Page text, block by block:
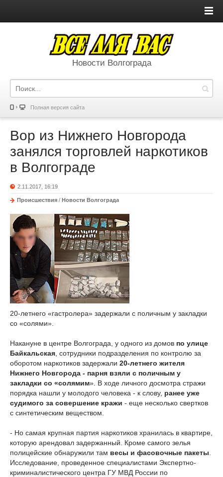
Новости Волгограда
Полная версия сайта
Вор из Нижнего Новгорода
занялся торговлей наркотиков
в Волгограде
2.11.2017, 16:19
Происшествия / Новости Волгограда
20-летнего «гастролера» задержали с поличным у закладки
со «солями».
Накануне в центре Волгограда, у одного из домов по улице
Байкальская , сотрудники подразделения по контролю за
оборотом наркотиков задержали 20-летнего жителя
Нижнего Новгорода - парня взяли с поличным у
закладки со «солямим». В ходе личного досмотра стражи
порядка нашли у молодого человека - к слову, ранее уже
судимого за совершение кражи - еще несколько свертков
с синтетическим веществом.
- Но самая крупная партия наркотиков хранилась в квартире,
которую арендовал задержанный. Кроме самого зелья
полицейские обнаружили там весы и фасовочные пакеты
Исследование, проведенное специалистами Экспертно-
криминалистического центра ГУ МВД России по